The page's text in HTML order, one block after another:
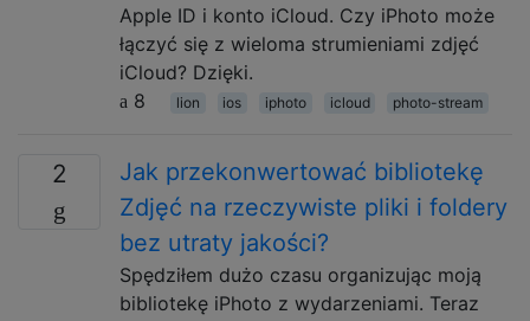
Apple ID i konto iCloud. Czy iPhoto może
łączyć się z wieloma strumieniami zdjęć
iCloud? Dzięki.
8
lion ios iphoto icloud photo-stream
2
Jak przekonwertować bibliotekę
Zdjęć na rzeczywiste pliki i foldery
bez utraty jakości?
Spędziłem dużo czasu organizując moją
bibliotekę iPhoto z wydarzeniami. Teraz